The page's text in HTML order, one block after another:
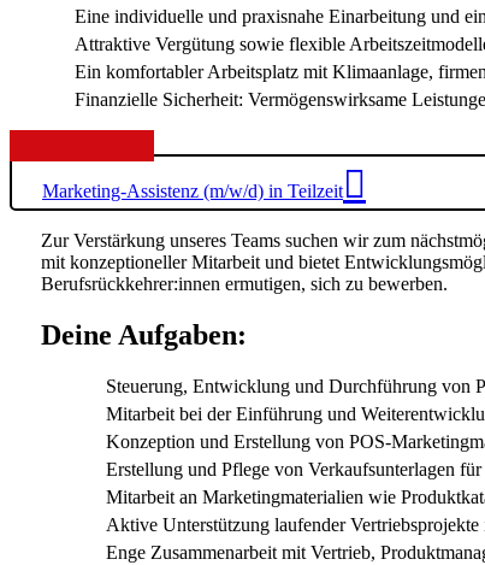
Eine individuelle und praxisnahe Einarbeitung und
Attraktive Vergütung sowie flexible
Ein komfortabler Arbeitsplatz mit Klimaanlage,
Finanzielle Sicherheit: Vermögenswirksame
Marketing-Assistenz (m/w/d) in Teilzeit
Zur Verstärkung unseres Teams suchen wir zum
mit konzeptioneller Mitarbeit und bietet
Berufsrückkehrer:innen ermutigen, sich zu bewerben.
Deine Aufgaben:
Steuerung, Entwicklung und Durchführung von
Mitarbeit bei der Einführung und
Konzeption und Erstellung von POS-
Erstellung und Pflege von Verkaufsunterlagen
Mitarbeit an Marketingmaterialien wie
Aktive Unterstützung laufender
Enge Zusammenarbeit mit Vertrieb,